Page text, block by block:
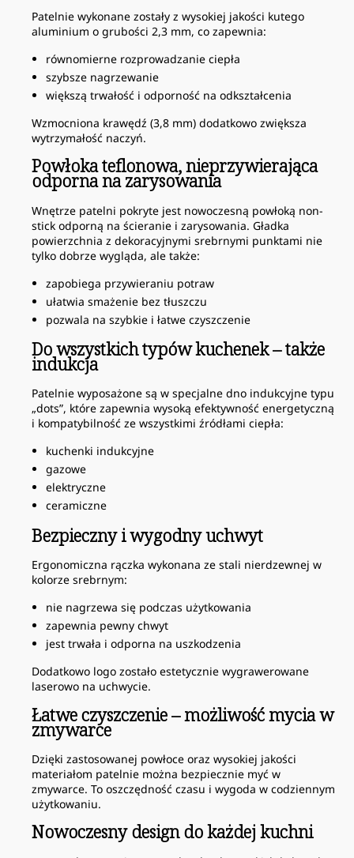
Patelnie wykonane zostały z wysokiej jakości kutego
aluminium o grubości 2,3 mm, co zapewnia:
równomierne rozprowadzanie ciepła
szybsze nagrzewanie
większą trwałość i odporność na odkształcenia
Wzmocniona krawędź (3,8 mm) dodatkowo zwiększa
wytrzymałość naczyń.
Powłoka teflonowa, nieprzywierająca
odporna na zarysowania
Wnętrze patelni pokryte jest nowoczesną powłoką non-
stick odporną na ścieranie i zarysowania. Gładka
powierzchnia z dekoracyjnymi srebrnymi punktami nie
tylko dobrze wygląda, ale także:
zapobiega przywieraniu potraw
ułatwia smażenie bez tłuszczu
pozwala na szybkie i łatwe czyszczenie
Do wszystkich typów kuchenek – także
indukcja
Patelnie wyposażone są w specjalne dno indukcyjne typu
„dots”, które zapewnia wysoką efektywność energetyczną
i kompatybilność ze wszystkimi źródłami ciepła:
kuchenki indukcyjne
gazowe
elektryczne
ceramiczne
Bezpieczny i wygodny uchwyt
Ergonomiczna rączka wykonana ze stali nierdzewnej w
kolorze srebrnym:
nie nagrzewa się podczas użytkowania
zapewnia pewny chwyt
jest trwała i odporna na uszkodzenia
Dodatkowo logo zostało estetycznie wygrawerowane
laserowo na uchwycie.
Łatwe czyszczenie – możliwość mycia w
zmywarce
Dzięki zastosowanej powłoce oraz wysokiej jakości
materiałom patelnie można bezpiecznie myć w
zmywarce. To oszczędność czasu i wygoda w codziennym
użytkowaniu.
Nowoczesny design do każdej kuchni